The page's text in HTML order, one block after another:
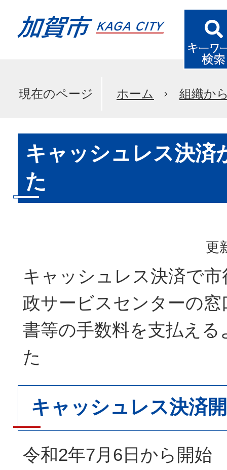
現在のページ ホーム 組織か
キャッシュレス決済
た
更
キャッシュレス決済で
政サービスセンターの
書等の手数料を支払え
た
キャッシュレス決済
令和2年7月6日から開始